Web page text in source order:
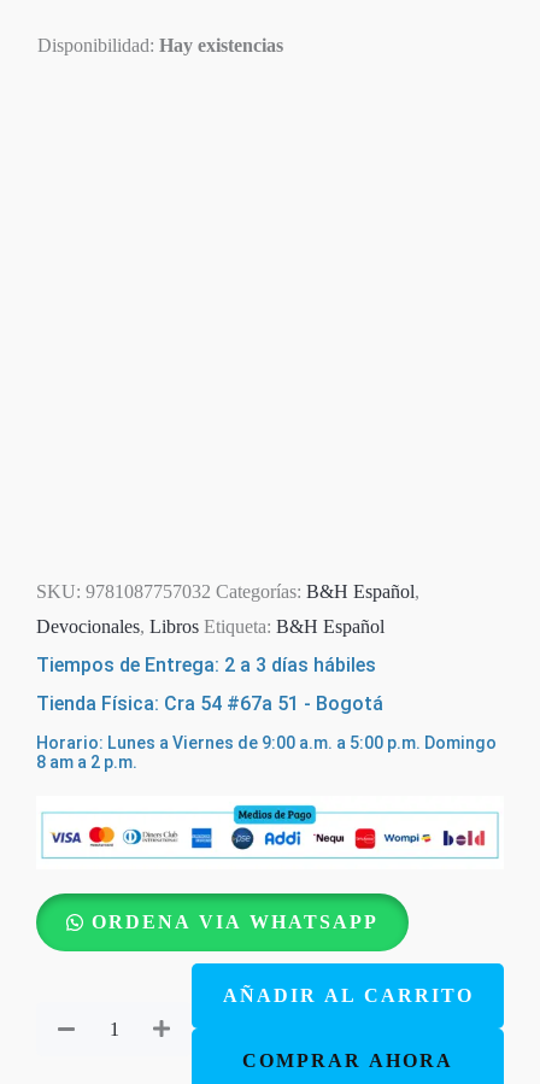
Disponibilidad: Hay existencias
SKU: 9781087757032 Categorías: B&H Español,
Devocionales, Libros Etiqueta: B&H Español
Tiempos de Entrega: 2 a 3 días hábiles
Tienda Física: Cra 54 #67a 51 - Bogotá
Horario: Lunes a Viernes de 9:00 a.m. a 5:00 p.m. Domingo
8 am a 2 p.m.
ORDENA VIA WHATSAPP
AÑADIR AL CARRITO
COMPRAR AHORA